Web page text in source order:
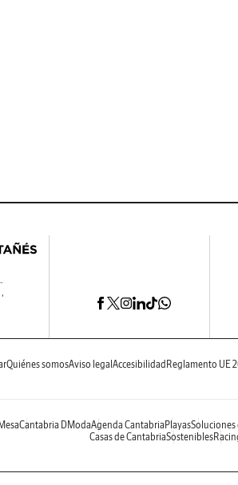
Quiénes somosAviso legal Accesibilidad Reglamento UE
Cantabria DModaAgenda Cantabria PlayasSoluciones
Casas de CantabriaSostenibles